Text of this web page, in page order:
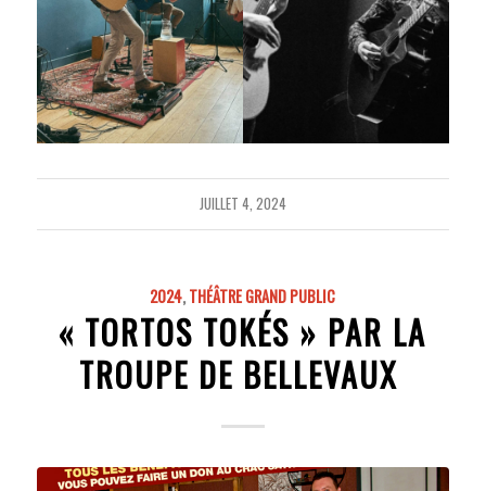
JUILLET 4, 2024
2024,THÉÂTRE GRAND PUBLIC
« TORTOS TOKÉS » PAR LA
TROUPE DE BELLEVAUX